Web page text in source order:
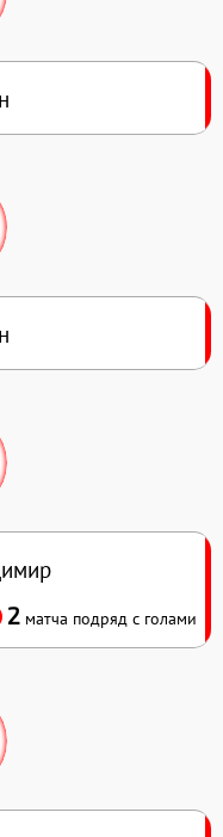
2 матча подряд с голами